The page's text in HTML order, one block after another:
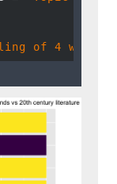
of 4